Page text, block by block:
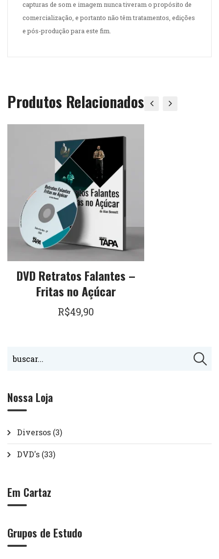
capturas de som e imagem nunca tiveram o propósito de
comercialização, e portanto não têm tratamentos, edições
e pós-produção para este fim.
Produtos Relacionados
DVD Retratos Falantes –
Fritas no Açúcar
R$49,90
Nossa Loja
Diversos (3)
DVD's (33)
Em Cartaz
Grupos de Estudo